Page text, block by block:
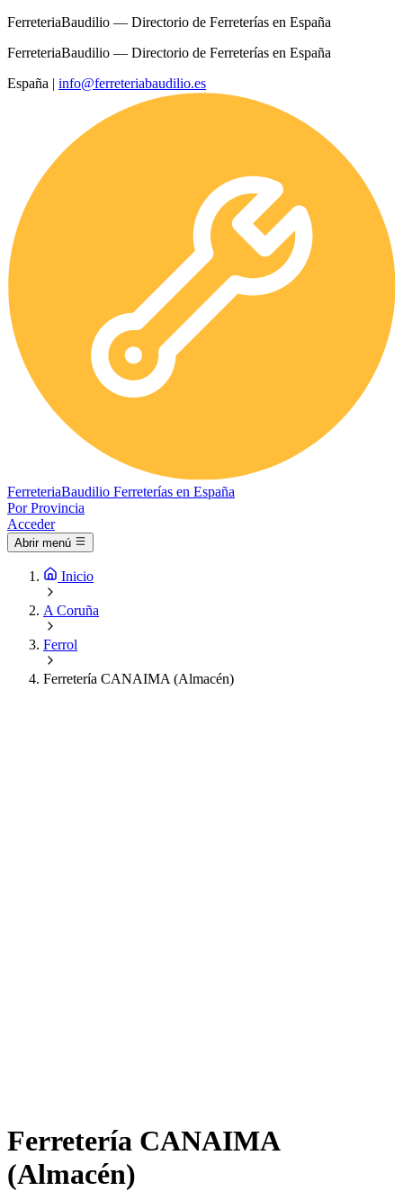
FerreteriaBaudilio — Directorio de Ferreterías en España
FerreteriaBaudilio — Directorio de Ferreterías en España
España | info@ferreteriabaudilio.es
FerreteriaBaudilio Ferreterías en España
Por Provincia
Acceder
Abrir menú
Inicio
A Coruña
Ferrol
Ferretería CANAIMA (Almacén)
Ferretería CANAIMA
(Almacén)